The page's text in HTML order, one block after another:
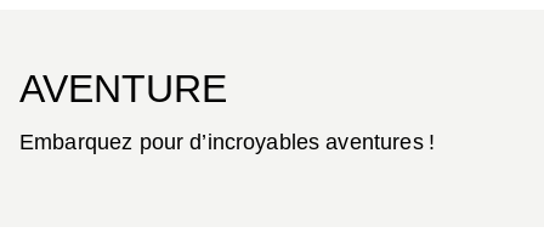
AVENTURE
Embarquez pour d’incroyables aventures !